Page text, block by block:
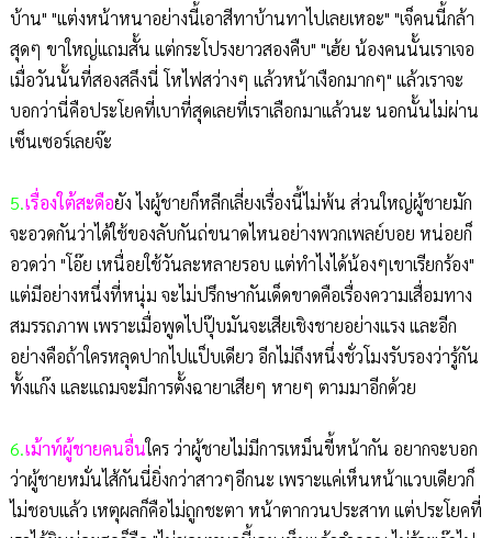
บ้าน" "แต่งหน้าหนาอย่างนี้เอาสีทาบ้านทาไปเลยเหอะ" "เจ็คนนี้กล้า
สุดๆ ขาใหญ่แถมสั้น แต่กระโปรงยาวสองคืบ" "เฮ้ย น้องคนนั้นเราเจอ
เมื่อวันนั้นที่สองสลึงนี่ โหไฟสว่างๆ แล้วหน้าเงือกมากๆ" แล้วเราจะ
บอกว่านี่คือประโยคที่เบาที่สุดเลยที่เราเลือกมาแล้วนะ นอกนั้นไม่ผ่าน
เซ็นเซอร์เลยจ๊ะ
5.เรื่องใต้สะดือยัง ไงผู้ชายก็หลีกเลี่ยงเรื่องนี้ไม่พ้น ส่วนใหญ่ผู้ชายมัก
จะอวดกันว่าได้ใช้ของลับกันถ่ขนาดไหนอย่างพวกเพลย์บอย หน่อยก็
อวดว่า "โอ๊ย เหนื่อยใช้วันละหลายรอบ แต่ทำไงได้น้องๆเขาเรียกร้อง"
แต่มีอย่างหนึ่งที่หนุ่ม จะไม่ปรึกษากันเด็ดขาดคือเรื่องความเสื่อมทาง
สมรรถภาพ เพราะเมื่อพูดไปปุ๊บมันจะเสียเชิงชายอย่างแรง และอีก
อย่างคือถ้าใครหลุดปากไปแป็บเดียว อีกไม่ถึงหนึ่งชั่วโมงรับรองว่ารู้กัน
ทั้งแก๊ง และแถมจะมีการตั้งฉายาเสียๆ หายๆ ตามมาอีกด้วย
6.เม้าท์ผู้ชายคนอื่นใคร ว่าผู้ชายไม่มีการเหม็นขี้หน้ากัน อยากจะบอก
ว่าผู้ชายหมั่นไส้กันนี่ยิ่งกว่าสาวๆอีกนะ เพราะแค่เห็นหน้าแวบเดียวก็
ไม่ชอบแล้ว เหตุผลก็คือไม่ถูกชะตา หน้าตากวนประสาท แต่ประโยคที่